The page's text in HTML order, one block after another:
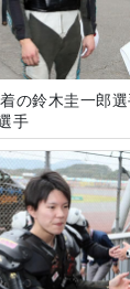
着の鈴木圭一郎
手